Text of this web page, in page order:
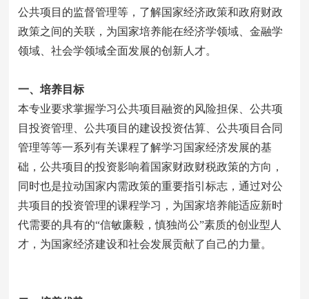
公共项目的监督管理等，了解国家经济政策和政府财政
政策之间的关联，为国家培养能在经济学领域、金融学
领域、社会学领域全面发展的创新人才。
一、培养目标
本专业要求掌握学习公共项目融资的风险担保、公共项
目投资管理、公共项目的建设投资估算、公共项目合同
管理等等一系列有关课程了解学习国家经济发展的基
础，公共项目的投资影响着国家财政财税政策的方向，
同时也是拉动国家内需政策的重要指引标志，通过对公
共项目的投资管理的课程学习，为国家培养能适应新时
代需要的具有的“信敏廉毅，慎独尚公”素质的创业型人
才，为国家经济建设和社会发展贡献了自己的力量。